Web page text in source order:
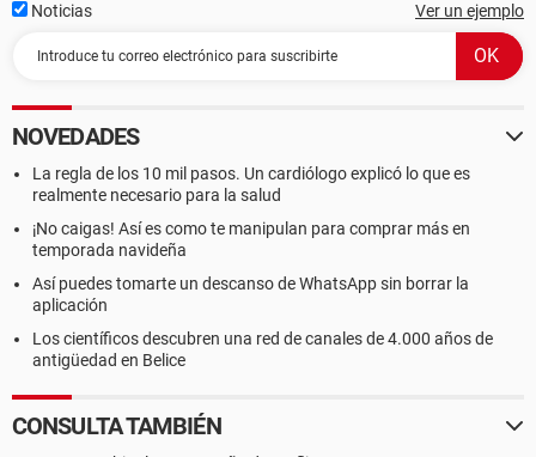
Noticias Ver un ejemplo
NOVEDADES
La regla de los 10 mil pasos. Un cardiólogo explicó lo que es
realmente necesario para la salud
¡No caigas! Así es como te manipulan para comprar más en
temporada navideña
Así puedes tomarte un descanso de WhatsApp sin borrar la
aplicación
Los científicos descubren una red de canales de 4.000 años de
antigüedad en Belice
CONSULTA TAMBIÉN